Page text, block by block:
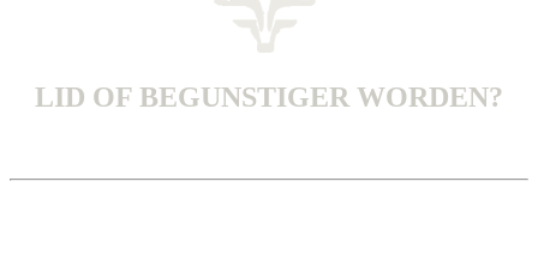
LID OF BEGUNSTIGER WORDEN?